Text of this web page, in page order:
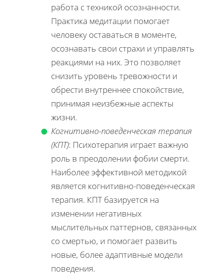
работа с техникой осознанности.
Практика медитации помогает
человеку оставаться в моменте,
осознавать свои страхи и управлять
реакциями на них. Это позволяет
снизить уровень тревожности и
обрести внутреннее спокойствие,
принимая неизбежные аспекты
жизни.
Когнитивно-поведенческая терапия
(КПТ): Психотерапия играет важную
роль в преодолении фобии смерти.
Наиболее эффективной методикой
является когнитивно-поведенческая
терапия. КПТ базируется на
изменении негативных
мыслительных паттернов, связанных
со смертью, и помогает развить
новые, более адаптивные модели
поведения.